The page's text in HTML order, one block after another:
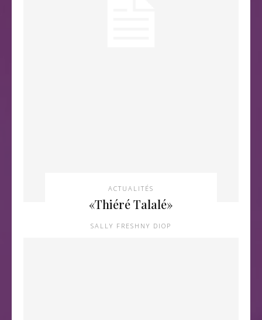
ACTUALITÉS
«Thiéré Talalé»
SALLY FRESHNY DIOP